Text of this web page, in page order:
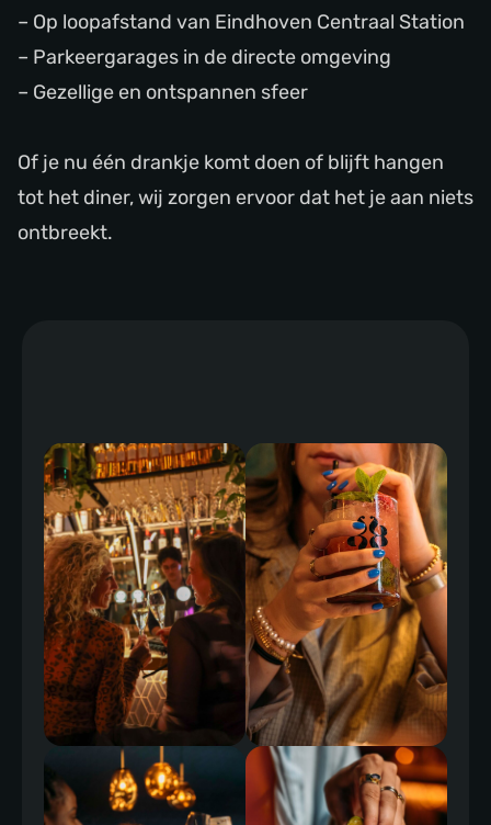
– Op loopafstand van Eindhoven Centraal Station
– Parkeergarages in de directe omgeving
– Gezellige en ontspannen sfeer
Of je nu één drankje komt doen of blijft hangen
tot het diner, wij zorgen ervoor dat het je aan niets
ontbreekt.